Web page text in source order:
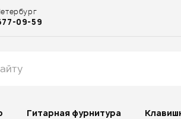
09-59
Гитарная фурнитура